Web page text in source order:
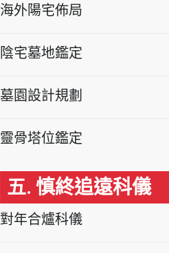
海外陽宅佈局
陰宅墓地鑑定
墓園設計規劃
靈骨塔位鑑定
五. 慎終追遠科儀
對年合爐科儀